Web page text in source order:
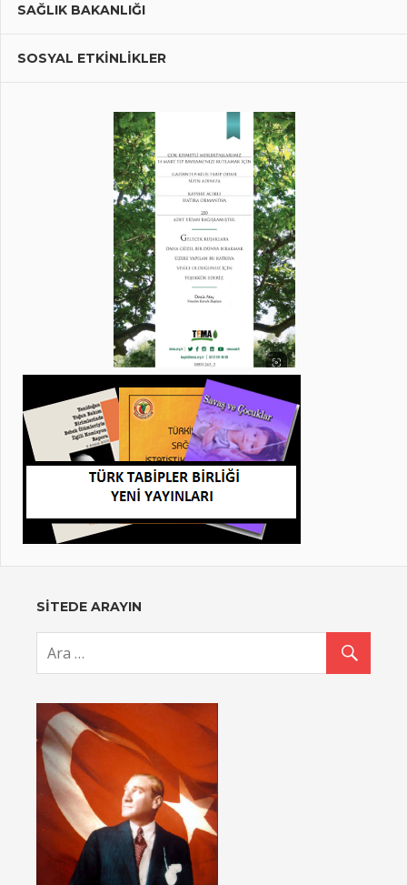
SAĞLIK BAKANLIĞI
SOSYAL ETKİNLİKLER
SİTEDE ARAYIN